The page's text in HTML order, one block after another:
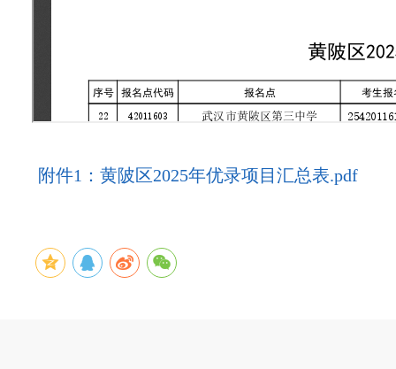
附件1：黄陂区2025年优录项目汇总表.pdf